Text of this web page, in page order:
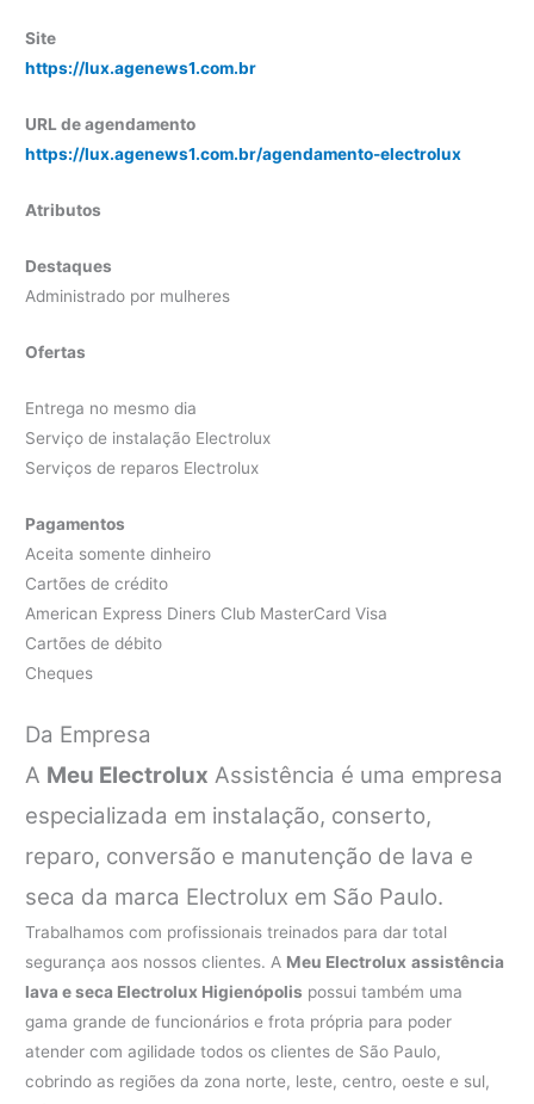
Site
https://lux.agenews1.com.br
URL de agendamento
https://lux.agenews1.com.br/agendamento-electrolux
Atributos
Destaques
Administrado por mulheres
Ofertas
Entrega no mesmo dia
Serviço de instalação Electrolux
Serviços de reparos Electrolux
Pagamentos
Aceita somente dinheiro
Cartões de crédito
American Express Diners Club MasterCard Visa
Cartões de débito
Cheques
Da Empresa
A Meu Electrolux Assistência é uma empresa
especializada em instalação, conserto,
reparo, conversão e manutenção de lava e
seca da marca Electrolux em São Paulo.
Trabalhamos com profissionais treinados para dar total
segurança aos nossos clientes. A Meu Electrolux assistência
lava e seca Electrolux Higienópolis possui também uma
gama grande de funcionários e frota própria para poder
atender com agilidade todos os clientes de São Paulo,
cobrindo as regiões da zona norte, leste, centro, oeste e sul,